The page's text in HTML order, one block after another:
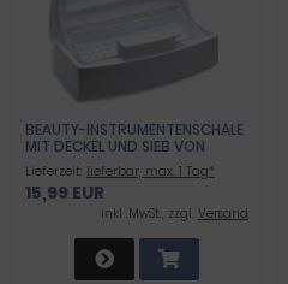
BEAUTY-INSTRUMENTENSCHALE
MIT DECKEL UND SIEB VON
INSTRUMENTENRW MIT SITZ IN
DEUTSCHLAND
Lieferzeit: lieferbar, max. 1 Tag*
15,99 EUR
inkl .MwSt., zzgl. Versand